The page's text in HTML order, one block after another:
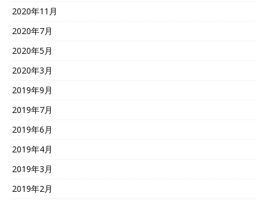
2020年11月
2020年7月
2020年5月
2020年3月
2019年9月
2019年7月
2019年6月
2019年4月
2019年3月
2019年2月